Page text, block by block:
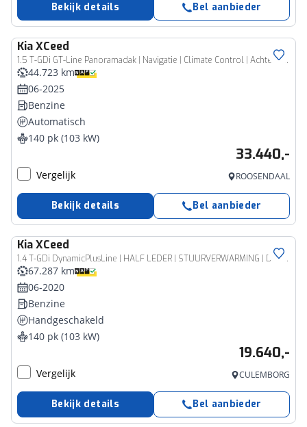
Bekijk details Bel aanbieder
KiaXCeed
1.5 T-GDi GT-Line Panoramadak | Navigatie | Climate Control | Achteruitrijcamera -
44.723 km
06-2025
Benzine
Automatisch
140 pk (103 kW)
33.440,-
Vergelijk ROOSENDAAL
Bekijk details Bel aanbieder
KiaXCeed
1.4 T-GDi DynamicPlusLine | HALF LEDER | STUURVERWARMING | DAB | APPLE | CAMERA | 18"
67.287 km
06-2020
Benzine
Handgeschakeld
140 pk (103 kW)
19.640,-
Vergelijk CULEMBORG
Bekijk details Bel aanbieder